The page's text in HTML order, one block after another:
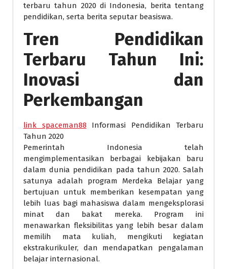
terbaru tahun 2020 di Indonesia, berita tentang
pendidikan, serta berita seputar beasiswa.
Tren Pendidikan
Terbaru Tahun Ini:
Inovasi dan
Perkembangan
link spaceman88 Informasi Pendidikan Terbaru
Tahun 2020
Pemerintah Indonesia telah
mengimplementasikan berbagai kebijakan baru
dalam dunia pendidikan pada tahun 2020. Salah
satunya adalah program Merdeka Belajar yang
bertujuan untuk memberikan kesempatan yang
lebih luas bagi mahasiswa dalam mengeksplorasi
minat dan bakat mereka. Program ini
menawarkan fleksibilitas yang lebih besar dalam
memilih mata kuliah, mengikuti kegiatan
ekstrakurikuler, dan mendapatkan pengalaman
belajar internasional.